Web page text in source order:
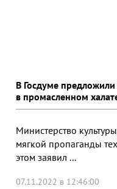
В Госдуме
в промасленном
Министерство
мягкой пропаганды
этом заявил ...
07.11.2022 в 12:46:00